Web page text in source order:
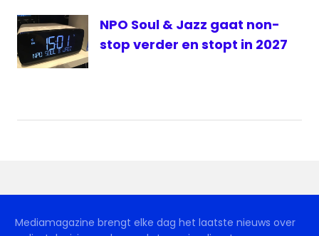
NPO Soul & Jazz gaat non-
stop verder en stopt in 2027
Mediamagazine brengt elke dag het laatste nieuws over